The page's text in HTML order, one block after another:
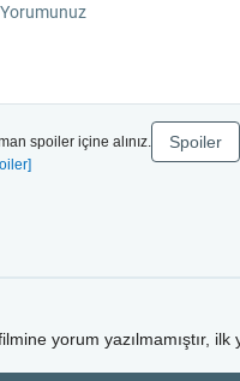
spoiler içine alınız.
Spoiler
yorum yazılmamıştır, ilk